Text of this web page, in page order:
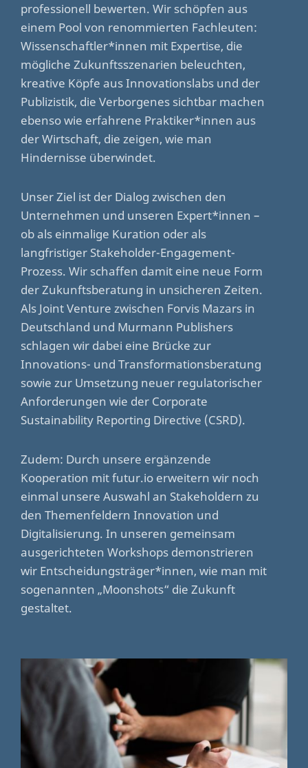
professionell bewerten. Wir schöpfen aus
einem Pool von renommierten Fachleuten:
Wissenschaftler*innen mit Expertise, die
mögliche Zukunftsszenarien beleuchten,
kreative Köpfe aus Innovationslabs und der
Publizistik, die Verborgenes sichtbar machen
ebenso wie erfahrene Praktiker*innen aus
der Wirtschaft, die zeigen, wie man
Hindernisse überwindet.
Unser Ziel ist der Dialog zwischen den
Unternehmen und unseren Expert*innen –
ob als einmalige Kuration oder als
langfristiger Stakeholder-Engagement-
Prozess. Wir schaffen damit eine neue Form
der Zukunftsberatung in unsicheren Zeiten.
Als Joint Venture zwischen Forvis Mazars in
Deutschland und Murmann Publishers
schlagen wir dabei eine Brücke zur
Innovations- und Transformationsberatung
sowie zur Umsetzung neuer regulatorischer
Anforderungen wie der Corporate
Sustainability Reporting Directive (CSRD).
Zudem: Durch unsere ergänzende
Kooperation mit futur.io erweitern wir noch
einmal unsere Auswahl an Stakeholdern zu
den Themenfeldern Innovation und
Digitalisierung. In unseren gemeinsam
ausgerichteten Workshops demonstrieren
wir Entscheidungsträger*innen, wie man mit
sogenannten „Moonshots“ die Zukunft
gestaltet.